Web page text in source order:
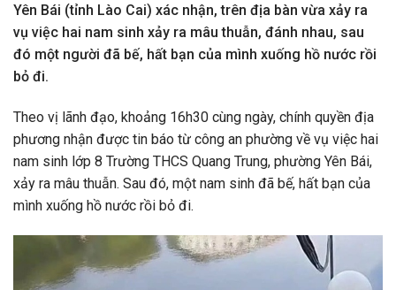
Yên Bái (tỉnh Lào Cai) xác nhận, trên địa bàn vừa xảy ra
vụ việc hai nam sinh xảy ra mâu thuẫn, đánh nhau, sau
đó một người đã bế, hất bạn của mình xuống hồ nước rồi
bỏ đi.
Theo vị lãnh đạo, khoảng 16h30 cùng ngày, chính quyền địa
phương nhận được tin báo từ công an phường về vụ việc hai
nam sinh lớp 8 Trường THCS Quang Trung, phường Yên Bái,
xảy ra mâu thuẫn. Sau đó, một nam sinh đã bế, hất bạn của
mình xuống hồ nước rồi bỏ đi.